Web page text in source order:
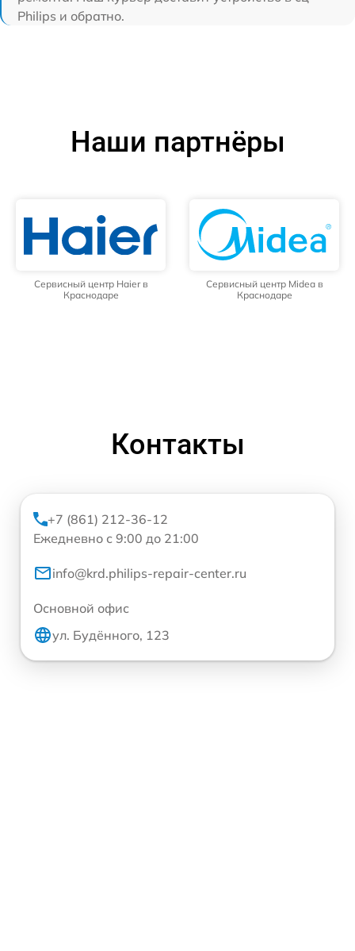
Philips и обратно.
Наши партнёры
Сервисный центр Haier в
Краснодаре
Сервисный центр Midea в
Краснодаре
Контакты
+7 (861) 212-36-12
Ежедневно с 9:00 до 21:00
info@krd.philips-repair-center.ru
Основной офис
ул. Будённого, 123